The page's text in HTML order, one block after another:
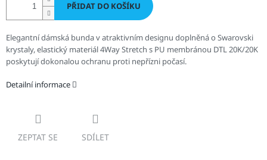
PŘIDAT DO KOŠÍKU
Elegantní dámská bunda v atraktivním designu doplněná o Swarovski
krystaly, elastický materiál 4Way Stretch s PU membránou DTL 20K/20K
poskytují dokonalou ochranu proti nepřízni počasí.
Detailní informace
ZEPTAT SE SDÍLET